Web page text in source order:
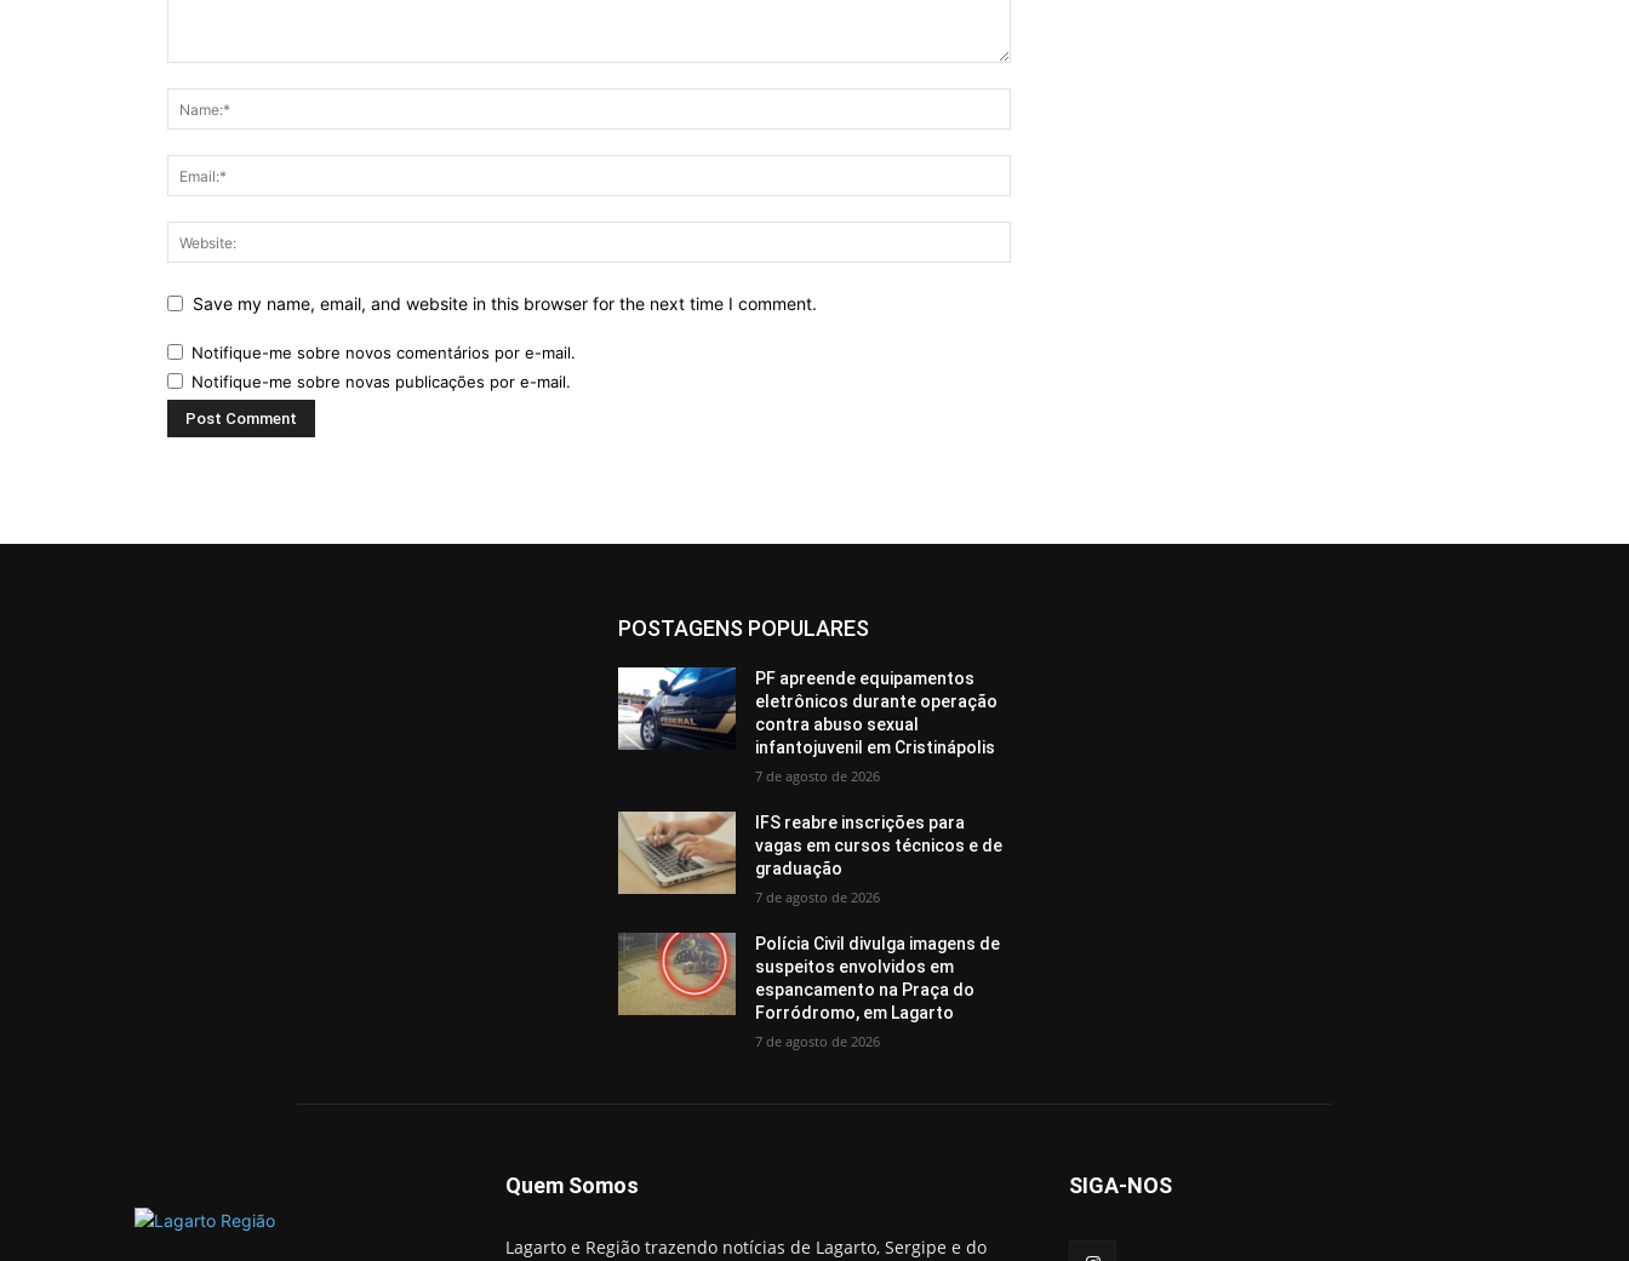
Save my name, email, and website in this browser for the next time I comment.
Notifique-me sobre novos comentários por e-mail.
Notifique-me sobre novas publicações por e-mail.
POSTAGENS POPULARES
PF apreende equipamentos
eletrônicos durante operação
contra abuso sexual
infantojuvenil em Cristinápolis
7 de agosto de 2026
IFS reabre inscrições para
vagas em cursos técnicos e de
graduação
7 de agosto de 2026
Polícia Civil divulga imagens de
suspeitos envolvidos em
espancamento na Praça do
Forródromo, em Lagarto
7 de agosto de 2026
Quem Somos
Lagarto e Região trazendo notícias de Lagarto, Sergipe e do
SIGA-NOS